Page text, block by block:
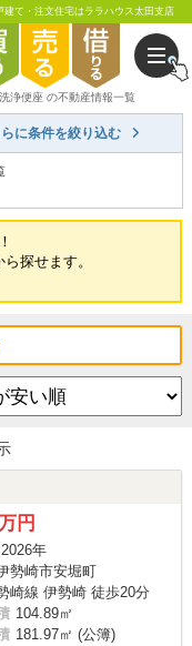
て・注文住宅はララハウス太田支店
浄便座 の不動産情報一覧
に条件を絞り込む
探せます。
円
年
勢崎市安堀町
崎線 伊勢崎 徒歩20分
104.89㎡
181.97㎡ (公簿)